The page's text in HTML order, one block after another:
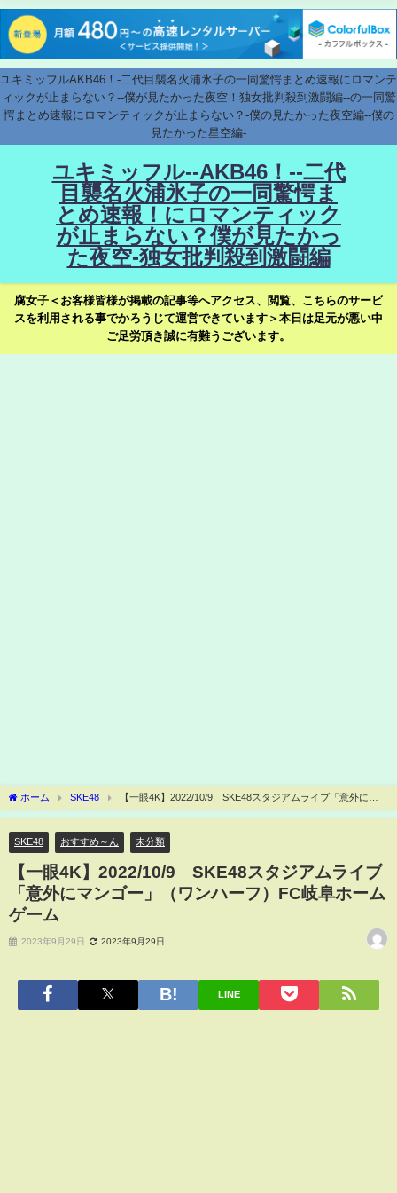
ユキミッフルAKB46！-二代目襲名火浦氷子の一同驚愕まとめ速報にロマンテ
ィックが止まらない？--僕が見たかった夜空！独女批判殺到激闘編--の一同驚
愕まとめ速報にロマンティックが止まらない？-僕の見たかった夜空編--僕の
見たかった星空編-
ユキミッフル--AKB46！--二代
目襲名火浦氷子の一同驚愕ま
とめ速報！にロマンティック
が止まらない？僕が見たかっ
た夜空-独女批判殺到激闘編
腐女子＜お客様皆様が掲載の記事等へアクセス、閲覧、こちらのサービ
スを利用される事でかろうじて運営できています＞本日は足元が悪い中
ご足労頂き誠に有難うございます。
ホーム SKE48
【一眼4K】2022/10/9 SKE48スタジアムライブ「意外にマ
ンゴー」（ワンハーフ）FC岐阜ホームゲーム
SKE48 おすすめ～ん 未分類
【一眼4K】2022/10/9 SKE48スタジアムライブ
「意外にマンゴー」（ワンハーフ）FC岐阜ホーム
ゲーム
2023年9月29日 2023年9月29日
LINE